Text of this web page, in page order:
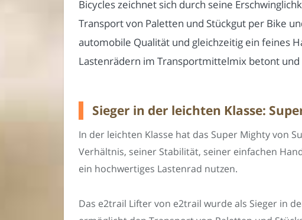
Bicycles zeichnet sich durch seine
Transport von Paletten und Stückgut per Bike
automobile Qualität und gleichzeitig ein feines
Lastenrädern im Transportmittelmix betont
Sieger in der leichten Klasse:
In der leichten Klasse hat das Super Mighty von
Verhältnis, seiner Stabilität, seiner einfachen
ein hochwertiges Lastenrad nutzen.
Das e2trail Lifter von e2trail wurde als Sieger in